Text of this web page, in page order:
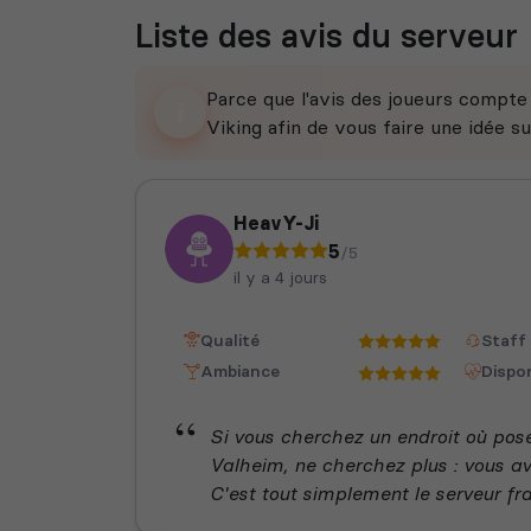
Liste des avis du serveur
Parce que l'avis des joueurs
Viking afin de vous faire une idée
HeavY-Ji
5/5
il y a 4 jours
Qualité
Staff
Ambiance
Si vous cherchez un endroit où
Valheim, ne cherchez plus : vous
C'est tout simplement le serveur